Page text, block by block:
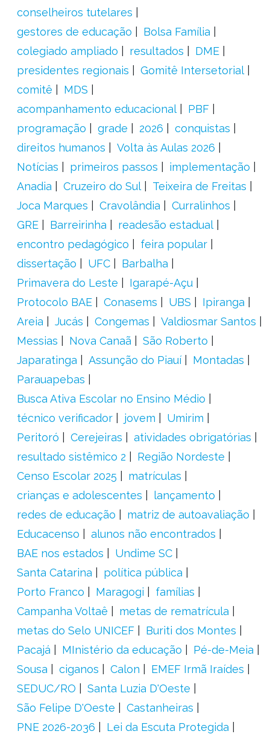
conselheiros tutelares
gestores de educação
Bolsa Família
colegiado ampliado
resultados
DME
presidentes regionais
Gomitê Intersetorial
comitê
MDS
acompanhamento educacional
PBF
programação
grade 2026
conquistas
direitos humanos
Volta às Aulas 2026
Notícias
primeiros passos
implementação
Anadia
Cruzeiro do Sul
Teixeira de Freitas
Joca Marques
Cravolândia
Curralinhos
GRE
Barreirinha
readesão estadual
encontro pedagógico
feira popular
dissertação
UFC
Barbalha
Primavera do Leste
Igarapé-Açu
Protocolo BAE
Conasems UBS
Ipiranga
Areia
Jucás Congemas
Valdiosmar Santos
Messias
Nova Canaã
São Roberto
Japaratinga
Assunção do Piauí
Montadas
Parauapebas
Busca Ativa Escolar no Ensino Médio
técnico verificador
jovem
Umirim
Peritoró
Cerejeiras
atividades obrigatórias
resultado sistêmico 2
Região Nordeste
Censo Escolar 2025
matrículas
crianças e adolescentes
lançamento
redes de educação
matriz de autoavaliação
Educacenso
alunos não encontrados
BAE nos estados
Undime SC
Santa Catarina
política pública
Porto Franco
Maragogi
famílias
Campanha Voltaê
metas de rematrícula
metas do Selo UNICEF
Buriti dos Montes
Pacajá
MInistério da educação
Pé-de-Meia
Sousa
ciganos Calon
EMEF Irmã Iraídes
SEDUC/RO
Santa Luzia D'Oeste
São Felipe D'Oeste
Castanheiras
PNE 2026-2036
Lei da Escuta Protegida